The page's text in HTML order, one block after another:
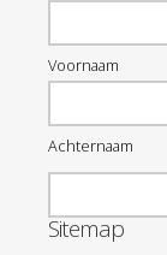
Voornaam
Achternaam
Sitemap